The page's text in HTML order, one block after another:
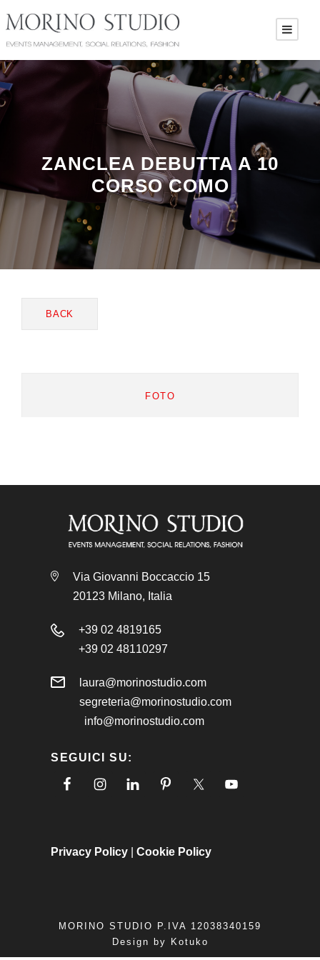
ZANCLEA DEBUTTA A 10
CORSO COMO
BACK
FOTO
Via Giovanni Boccaccio 15
20123 Milano, Italia
+39 02 4819165
+39 02 48110297
laura@morinostudio.com
segreteria@morinostudio.com
info@morinostudio.com
SEGUICI SU:
Privacy Policy Cookie Policy
MORINO STUDIO P.IVA 12038340159
Design by
Kotuko